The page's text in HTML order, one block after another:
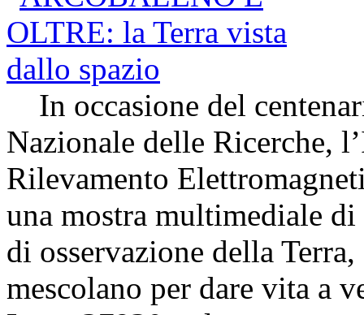
In occasione del
Nazionale delle Ricerche,
Rilevamento
una mostra multimediale
di osservazione della
mescolano per dare vita a